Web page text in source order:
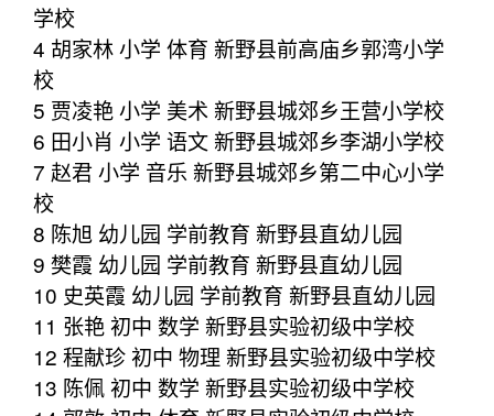
学校
4 胡家林 小学 体育 新野县前高庙乡郭湾小学
校
5 贾凌艳 小学 美术 新野县城郊乡王营小学校
6 田小肖 小学 语文 新野县城郊乡李湖小学校
7 赵君 小学 音乐 新野县城郊乡第二中心小学
校
8 陈旭 幼儿园 学前教育 新野县直幼儿园
9 樊霞 幼儿园 学前教育 新野县直幼儿园
10 史英霞 幼儿园 学前教育 新野县直幼儿园
11 张艳 初中 数学 新野县实验初级中学校
12 程献珍 初中 物理 新野县实验初级中学校
13 陈佩 初中 数学 新野县实验初级中学校